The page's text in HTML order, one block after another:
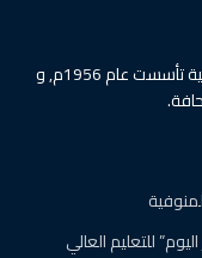
هي أول جريدة مسائية في جمهورية مصر العربية تأسست عام 1956م, و
للتعليم العالي